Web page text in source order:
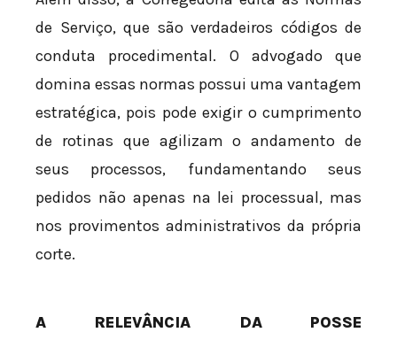
de Serviço, que são verdadeiros códigos de
conduta procedimental. O advogado que
domina essas normas possui uma vantagem
estratégica, pois pode exigir o cumprimento
de rotinas que agilizam o andamento de
seus processos, fundamentando seus
pedidos não apenas na lei processual, mas
nos provimentos administrativos da própria
corte.
A RELEVÂNCIA DA POSSE